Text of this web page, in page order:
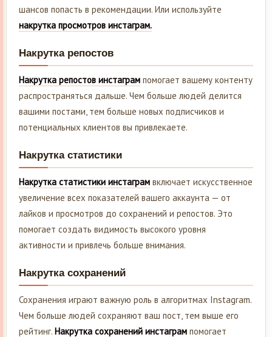
шансов попасть в рекомендации. Или используйте
накрутка просмотров инстаграм.
Накрутка репостов
Накрутка репостов инстаграм помогает вашему контенту
распространяться дальше. Чем больше людей делится
вашими постами, тем больше новых подписчиков и
потенциальных клиентов вы привлекаете.
Накрутка статистики
Накрутка статистики инстаграм включает искусственное
увеличение всех показателей вашего аккаунта — от
лайков и просмотров до сохранений и репостов. Это
помогает создать видимость высокого уровня
активности и привлечь больше внимания.
Накрутка сохранений
Сохранения играют важную роль в алгоритмах Instagram.
Чем больше людей сохраняют ваш пост, тем выше его
рейтинг. Накрутка сохранений инстаграм помогает